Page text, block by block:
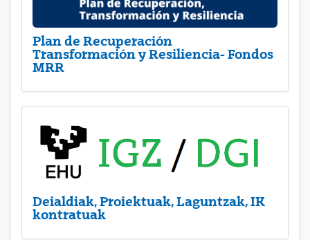
Plan de Recuperación
Transformación y Resiliencia- Fondos
MRR
Deialdiak, Proiektuak, Laguntzak, IK
kontratuak